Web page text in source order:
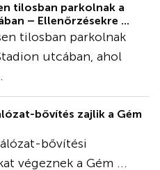
tilosban parkolnak a
– Ellenőrzésekre ...
tilosban parkolnak
utcában, ahol
bővítés zajlik a Gém
bővítési
végeznek a Gém ...